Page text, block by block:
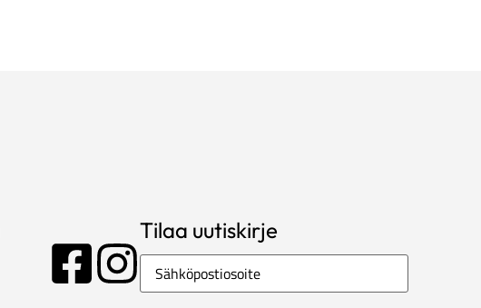
Tilaa uutiskirje
Sähköposti